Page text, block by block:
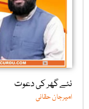
نئے گھر کی دعوت
امیرجان حقانی